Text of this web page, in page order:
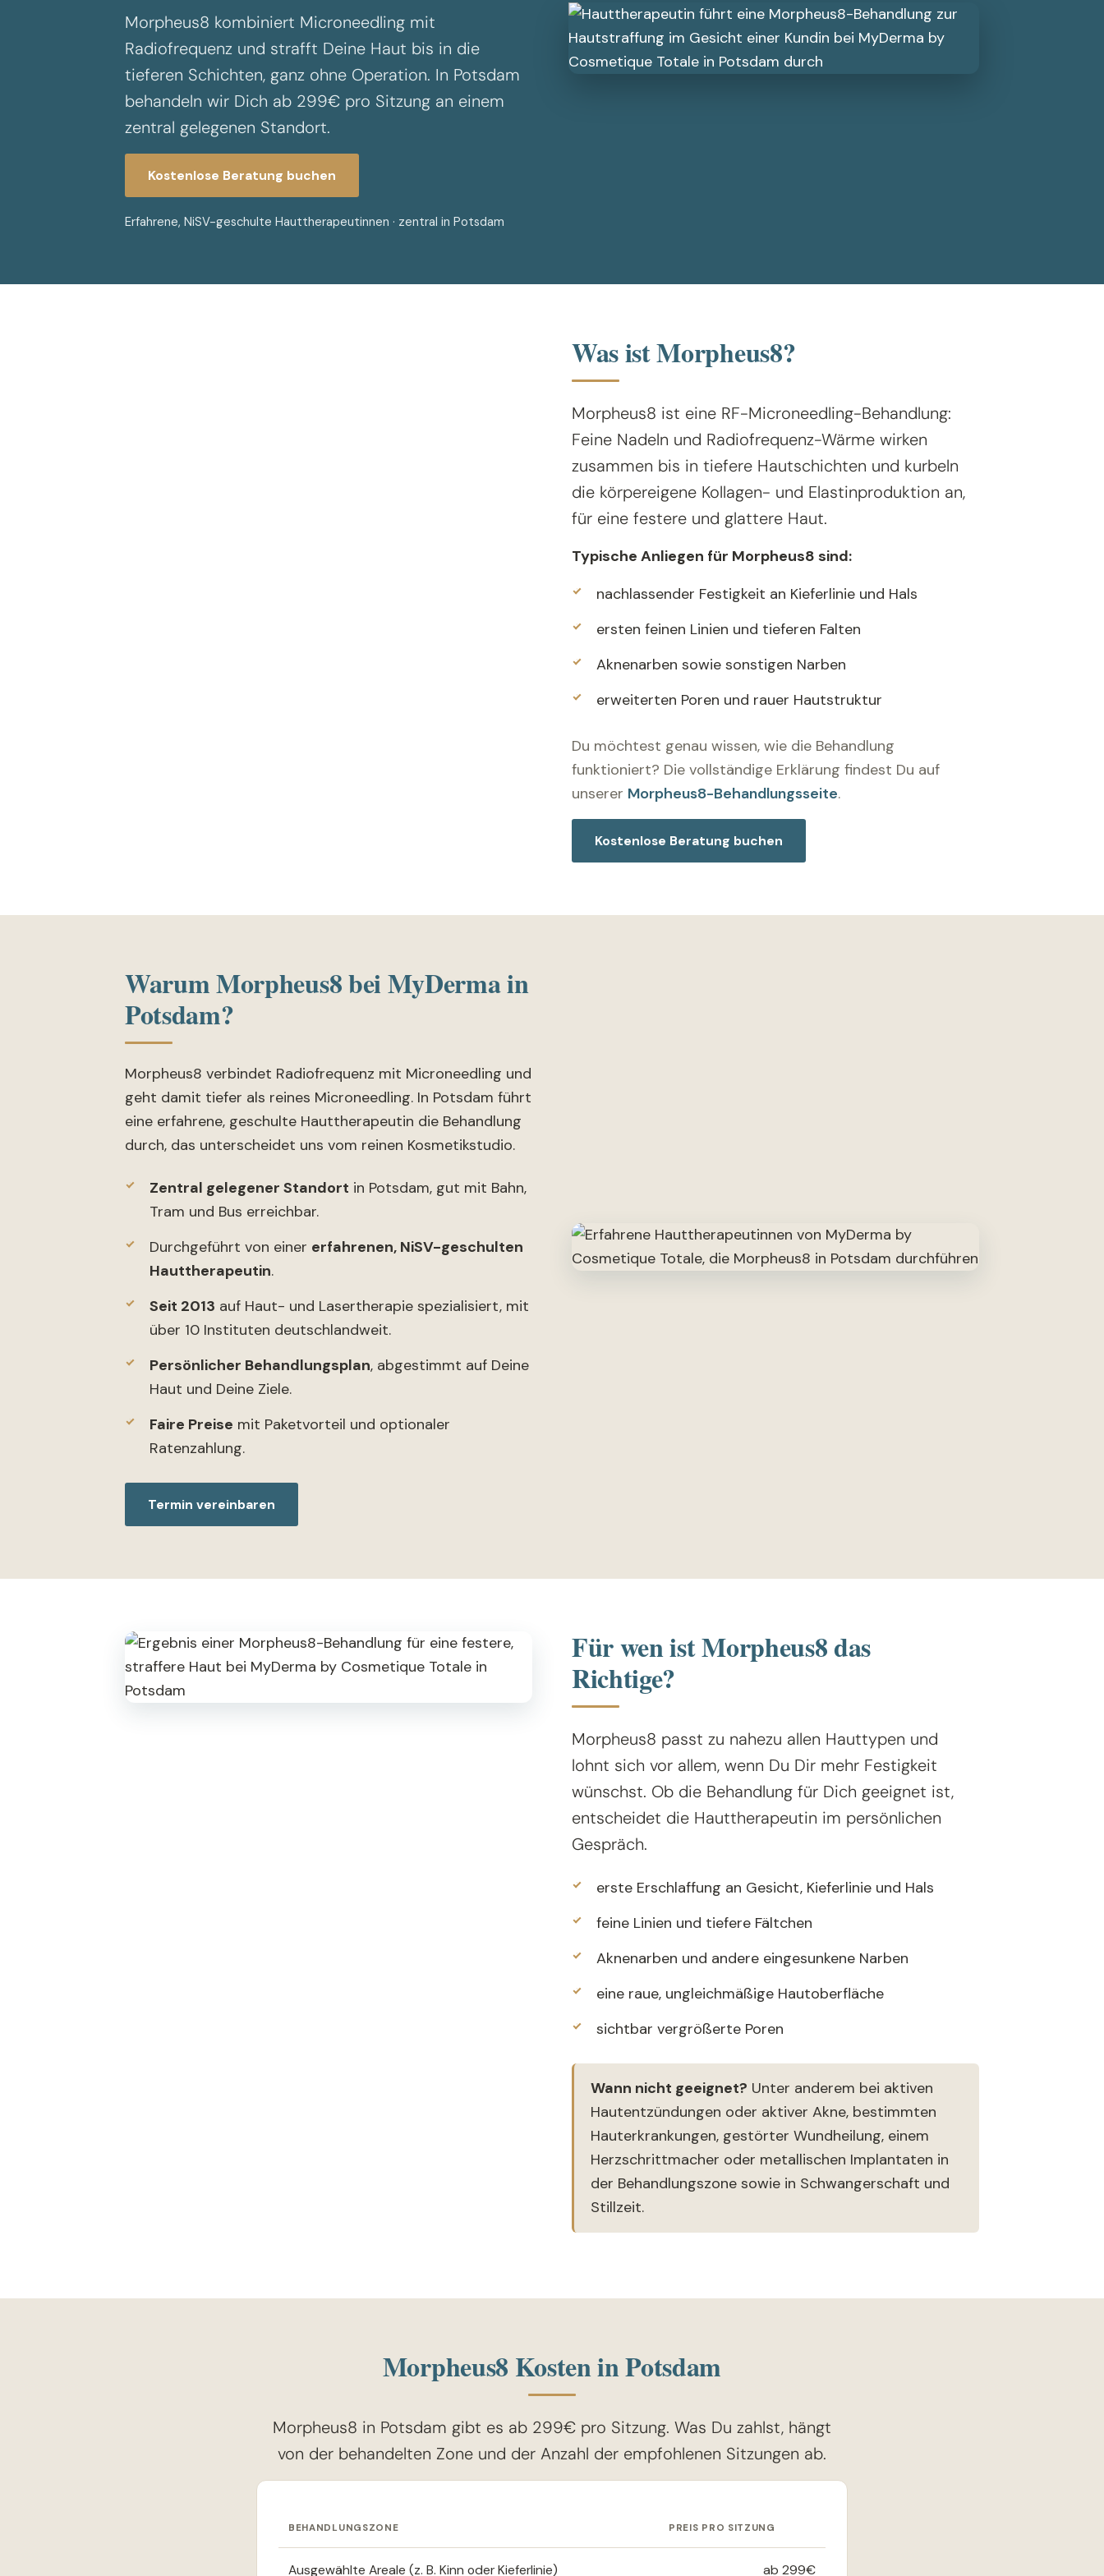
OxyGeneo™ & TriPollar® RF
Injektionen
Laser Haarentfernung
Alle Behandlungen
Morpheus8 kombiniert Microneedling mit
Radiofrequenz und strafft Deine Haut bis in die
tieferen Schichten, ganz ohne Operation. In Potsdam
behandeln wir Dich ab 299€ pro Sitzung an einem
zentral gelegenen Standort.
Kostenlose Beratung buchen
Erfahrene, NiSV-geschulte Hauttherapeutinnen · zentral in Potsdam
Was ist Morpheus8?
Morpheus8 ist eine RF-Microneedling-Behandlung:
Feine Nadeln und Radiofrequenz-Wärme wirken
zusammen bis in tiefere Hautschichten und kurbeln
die körpereigene Kollagen- und Elastinproduktion an,
für eine festere und glattere Haut.
Typische Anliegen für Morpheus8 sind:
nachlassender Festigkeit an Kieferlinie und Hals
ersten feinen Linien und tieferen Falten
Aknenarben sowie sonstigen Narben
erweiterten Poren und rauer Hautstruktur
Du möchtest genau wissen, wie die Behandlung
funktioniert? Die vollständige Erklärung findest Du auf
unserer Morpheus8-Behandlungsseite.
Kostenlose Beratung buchen
Warum Morpheus8 bei MyDerma in
Potsdam?
Morpheus8 verbindet Radiofrequenz mit Microneedling und
geht damit tiefer als reines Microneedling. In Potsdam führt
eine erfahrene, geschulte Hauttherapeutin die Behandlung
durch, das unterscheidet uns vom reinen Kosmetikstudio.
Zentral gelegener Standort in Potsdam, gut mit Bahn,
Tram und Bus erreichbar.
Durchgeführt von einer erfahrenen, NiSV-geschulten
Hauttherapeutin.
Seit 2013 auf Haut- und Lasertherapie spezialisiert, mit
über 10 Instituten deutschlandweit.
Persönlicher Behandlungsplan, abgestimmt auf Deine
Haut und Deine Ziele.
Faire Preise mit Paketvorteil und optionaler
Ratenzahlung.
Termin vereinbaren
Für wen ist Morpheus8 das
Richtige?
Morpheus8 passt zu nahezu allen Hauttypen und
lohnt sich vor allem, wenn Du Dir mehr Festigkeit
wünschst. Ob die Behandlung für Dich geeignet ist,
entscheidet die Hauttherapeutin im persönlichen
Gespräch.
erste Erschlaffung an Gesicht, Kieferlinie und Hals
feine Linien und tiefere Fältchen
Aknenarben und andere eingesunkene Narben
eine raue, ungleichmäßige Hautoberfläche
sichtbar vergrößerte Poren
Wann nicht geeignet? Unter anderem bei aktiven
Hautentzündungen oder aktiver Akne, bestimmten
Hauterkrankungen, gestörter Wundheilung, einem
Herzschrittmacher oder metallischen Implantaten in
der Behandlungszone sowie in Schwangerschaft und
Stillzeit.
Morpheus8 Kosten in Potsdam
Morpheus8 in Potsdam gibt es ab 299€ pro Sitzung. Was Du zahlst, hängt
von der behandelten Zone und der Anzahl der empfohlenen Sitzungen ab.
BEHANDLUNGSZONE PREIS PRO SITZUNG
Ausgewählte Areale (z. B. Kinn oder Kieferlinie) ab 299€